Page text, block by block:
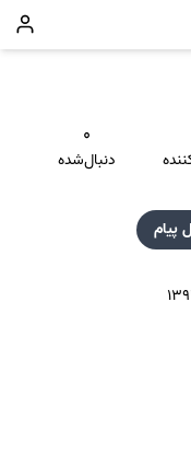
۰
دنبال‌شده
پیام
۰۸